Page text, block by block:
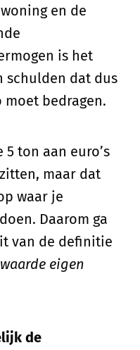
en de
is het
schulden dat dus
bedragen.
ton aan euro’s
maar dat
waar je
Daarom ga
van de definitie
eigen
de